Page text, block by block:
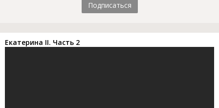
Подписаться
Екатерина II. Часть 2